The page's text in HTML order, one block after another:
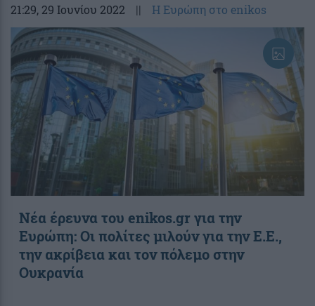
21:29, 29 Ιουνίου 2022 || Η Ευρώπη στο enikos
Νέα έρευνα του enikos.gr για την
Ευρώπη: Οι πολίτες μιλούν για την Ε.Ε.,
την ακρίβεια και τον πόλεμο στην
Ουκρανία